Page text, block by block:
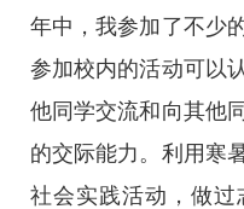
年中，我参加了不少
参加校内的活动可以
他同学交流和向其他
的交际能力。利用寒
社会实践活动，做